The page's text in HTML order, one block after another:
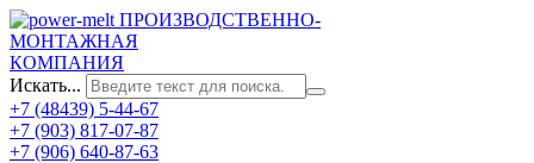
ПРОИЗВОДСТВЕННО-
МОНТАЖНАЯ
КОМПАНИЯ
Искать...
+7 (48439) 5-44-67
+7 (903) 817-07-87
+7 (906) 640-87-63